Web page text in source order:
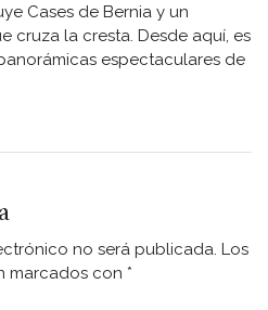
Cases de Bernia y un
cruza la cresta. Desde aquí, es
espectaculares de
no será publicada. Los
marcados con *